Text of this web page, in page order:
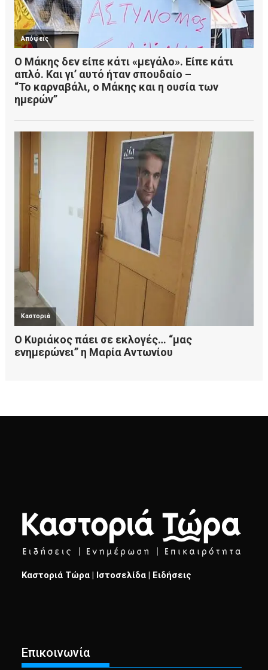
Καστοριά Τώρα | Ιστοσελίδα | Ειδήσεις
Επικοινωνία